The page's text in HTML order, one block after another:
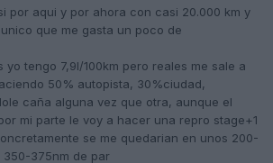
por aqui y por ahora con casi 20.000 km y
que me gasta un poco de
yo tengo 7,9l/100km pero reales me sale a
50% autopista, 30%ciudad,
caña alguna vez que otra, aunque el
mi parte le voy a hacer una repro stage+1
se me quedarian en unos 200-
375nm de par